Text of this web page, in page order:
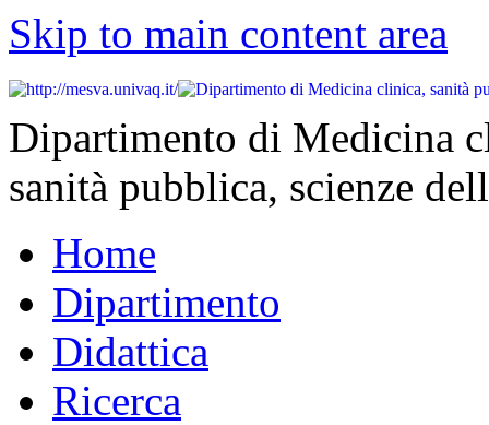
Skip to main content area
Dipartimento di Medicina
sanità pubblica, scienze
Home
Dipartimento
Didattica
Ricerca